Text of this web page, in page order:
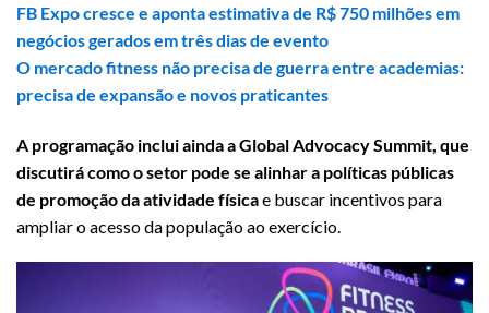
FB Expo cresce e aponta estimativa de R$ 750 milhões em
negócios gerados em três dias de evento
O mercado fitness não precisa de guerra entre academias:
precisa de expansão e novos praticantes
A programação inclui ainda a Global Advocacy Summit, que
discutirá como o setor pode se alinhar a políticas públicas
de promoção da atividade físicae buscar incentivos para
ampliar o acesso da população ao exercício.